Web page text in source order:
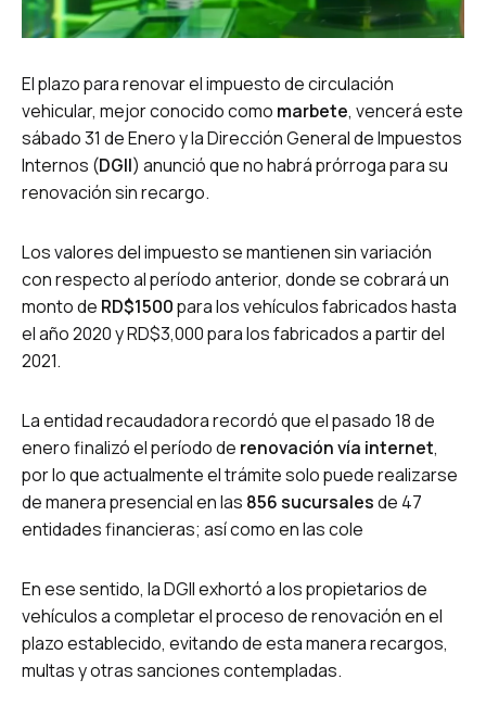
El plazo para renovar el impuesto de circulación
vehicular, mejor conocido como marbete, vencerá este
sábado 31 de Enero y la Dirección General de Impuestos
Internos (DGII) anunció que no habrá prórroga para su
renovación sin recargo.
Los valores del impuesto se mantienen sin variación
con respecto al período anterior, donde se cobrará un
monto de RD$1500para los vehículos fabricados hasta
el año 2020 y RD$3,000 para los fabricados a partir del
2021.
La entidad recaudadora recordó que el pasado 18 de
enero finalizó el período de renovación vía internet,
por lo que actualmente el trámite solo puede realizarse
de manera presencial en las 856 sucursalesde 47
entidades financieras; así como en las cole
En ese sentido, la DGII exhortó a los propietarios de
vehículos a completar el proceso de renovación en el
plazo establecido, evitando de esta manera recargos,
multas y otras sanciones contempladas.